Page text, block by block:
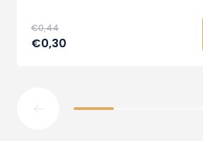
€0,44
€0,30